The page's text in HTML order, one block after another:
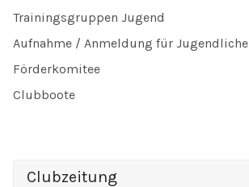
Trainingsgruppen Jugend
Aufnahme / Anmeldung für Jugendliche
Förderkomitee
Clubboote
Clubzeitung